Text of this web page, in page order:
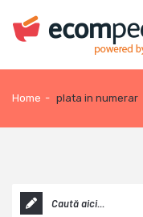
Home - plata in numerar